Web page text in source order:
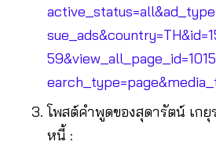
โพสต์คำพูดของสุดารัตน์ เกยุ
หนี้ :